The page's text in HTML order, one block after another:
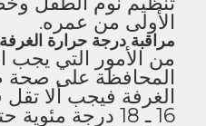
الأولى من عمره.
مراقبة درجة حرارة
من الأمور التي يجب
المحافظة على صحة
الغرفة فيجب ألا
16 ـ 18 درجة